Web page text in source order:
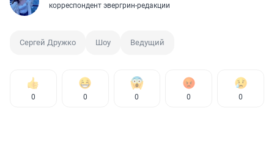
корреспондент эвергрин-редакции
Сергей Дружко Шоу Ведущий
0 0 0 0 0